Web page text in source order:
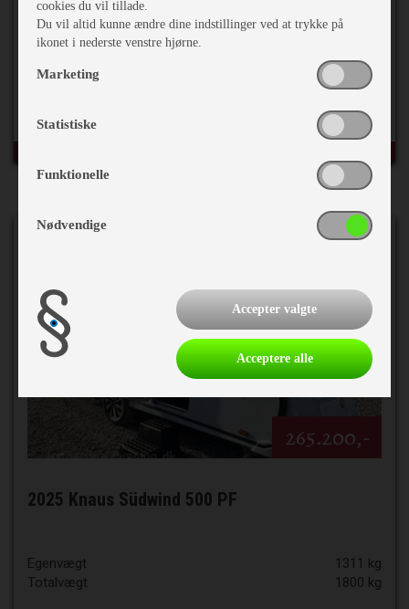
2007 Knaus Südwind 450 FU
920 kg
1427 kg
265.200,-
2025 Knaus Südwind 500 PF
Egenvægt
1311 kg
Totalvægt
1800 kg
cookies du vil tillade.
Du vil altid kunne ændre dine indstillinger ved at trykke på
ikonet i nederste venstre hjørne.
Marketing
Statistiske
Funktionelle
Nødvendige
Accepter valgte
Acceptere alle